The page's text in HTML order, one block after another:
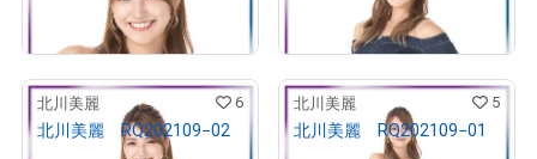
売出し（初回販売） 売出し（初回販売）
北川美麗 6
北川美麗 RQ202109−02
北川美麗 5
北川美麗 RQ202109−01